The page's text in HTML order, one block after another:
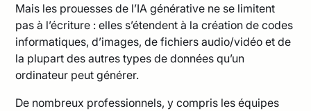
Mais les prouesses de l’IA générative ne se limitent
pas à l’écriture : elles s’étendent à la création de codes
informatiques, d’images, de fichiers audio/vidéo et de
la plupart des autres types de données qu’un
ordinateur peut générer.
De nombreux professionnels, y compris les équipes